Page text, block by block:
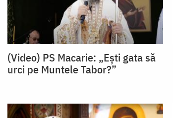
(Video) PS Macarie: „Ești gata să
urci pe Muntele Tabor?”